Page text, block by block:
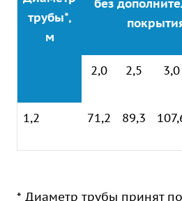
трубы*,
м
без
2,0 2,5 3,0
1,2 71,2 89,3
* Диаметр трубы принят